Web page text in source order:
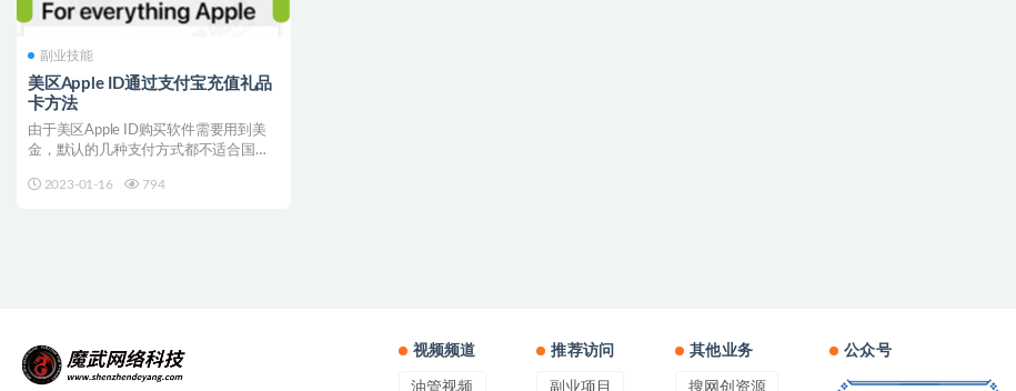
副业技能
美区Apple ID通过支付宝充值礼品
卡方法
由于美区Apple ID购买软件需要用到美
金，默认的几种支付方式都不适合国人
2023-01-16
794
视频频道
油管视频
推荐访问
副业项目
其他业务
搜网创资源
公众号